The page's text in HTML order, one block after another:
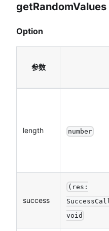
getRandomValues
Option
参数
length number
success
(res:
void